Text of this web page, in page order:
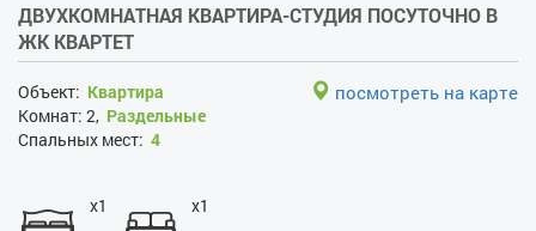
ДВУХКОМНАТНАЯ КВАРТИРА-СТУДИЯ ПОСУТОЧНО В
ЖК КВАРТЕТ
Объект: Квартира
Комнат: 2, Раздельные
Спальных мест: 4
посмотреть на карте
x1 x1